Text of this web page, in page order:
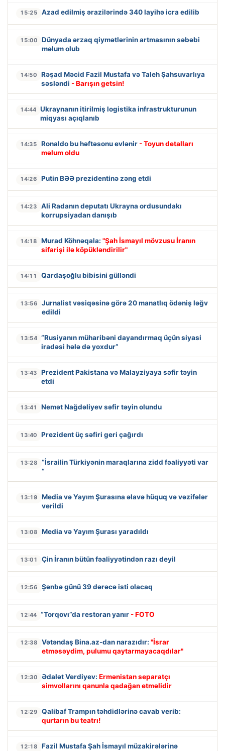
15:25 Azad edilmiş ərazilərində 340 layihə icra edilib
15:00
Dünyada ərzaq qiymətlərinin artmasının səbəbi
məlum olub
14:50
Rəşad Məcid Fazil Mustafa və Taleh Şahsuvarlıya
səsləndi - Barışın getsin!
14:44 Ukraynanın itirilmiş logistika infrastrukturunun
miqyası açıqlanıb
14:35 Ronaldo bu həftəsonu evlənir - Toyun detalları
məlum oldu
14:26 Putin BƏƏ prezidentinə zəng etdi
14:23
Ali Radanın deputatı Ukrayna ordusundakı
korrupsiyadan danışıb
14:18 Murad Köhnəqala: "Şah İsmayıl mövzusu İranın
sifarişi ilə köpükləndirilir"
14:11 Qardaşoğlu bibisini gülləndi
13:56
Jurnalist vəsiqəsinə görə 20 manatlıq ödəniş ləğv
edildi
13:54 “Rusiyanın müharibəni dayandırmaq üçün siyasi
iradəsi hələ də yoxdur”
13:43
Prezident Pakistana və Malayziyaya səfir təyin
etdi
13:41 Nemət Nağdəliyev səfir təyin olundu
13:40 Prezident üç səfiri geri çağırdı
13:28
“İsrailin Türkiyənin maraqlarına zidd fəaliyyəti var
“
13:19
Media və Yayım Şurasına əlavə hüquq və vəzifələr
verildi
13:08 Media və Yayım Şurası yaradıldı
13:01 Çin İranın bütün fəaliyyətindən razı deyil
12:56 Şənbə günü 39 dərəcə isti olacaq
12:44 “Torqovı”da restoran yanır - FOTO
12:38 Vətəndaş Bina.az-dan narazıdır: "İsrar
etməsəydim, pulumu qaytarmayacaqdılar"
12:30 Ədalət Verdiyev: Ermənistan separatçı
simvollarını qanunla qadağan etməlidir
12:29
Qalibaf Trampın təhdidlərinə cavab verib:
qurtarın bu teatrı!
12:18
Fazil Mustafa Şah İsmayıl müzakirələrinə